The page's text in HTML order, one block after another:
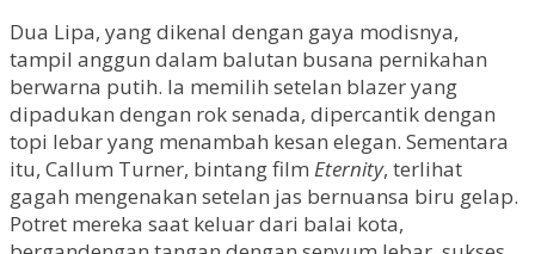
Dua Lipa, yang dikenal dengan gaya modisnya,
tampil anggun dalam balutan busana pernikahan
berwarna putih. Ia memilih setelan blazer yang
dipadukan dengan rok senada, dipercantik dengan
topi lebar yang menambah kesan elegan. Sementara
itu, Callum Turner, bintang film Eternity, terlihat
gagah mengenakan setelan jas bernuansa biru gelap.
Potret mereka saat keluar dari balai kota,